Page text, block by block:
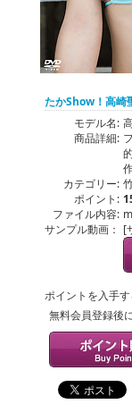
たかShow！高崎
モデル名:
商品詳細:
カテゴリー:
ポイント:
ファイル内容:
サンプル動画： [
ポイントを入手す
無料会員登録後